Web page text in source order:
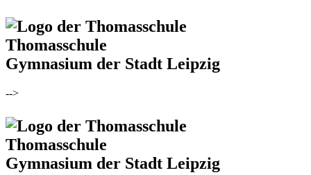
Thomasschule
Gymnasium der Stadt Leipzig
-->
Thomasschule
Gymnasium der Stadt Leipzig